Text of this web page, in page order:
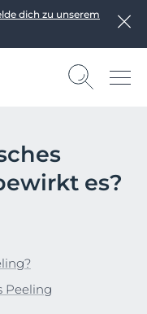
dich zu unserem
es?
Peeling